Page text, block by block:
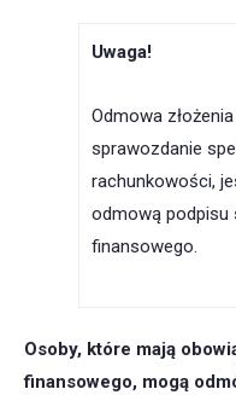
Uwaga!
Odmowa
sprawozdanie
rachunkowości,
odmową podpisu
finansowego.
Osoby, które mają
finansowego, mogą